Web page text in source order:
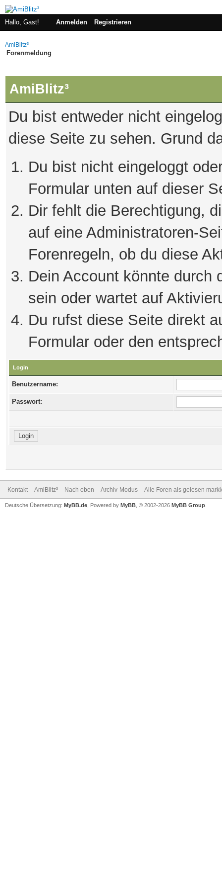
Hallo, Gast! Anmelden Registrieren
AmiBlitz³
Forenmeldung
AmiBlitz³
Du bist entweder nicht
diese Seite zu sehen. Grund
Du bist nicht eingeloggt
Formular unten auf dieser
Dir fehlt die Berechtigung,
auf eine Administratoren-
Forenregeln, ob du diese
Dein Account könnte durch
sein oder wartet auf
Du rufst diese Seite direkt
Formular oder den
Login
Benutzername:
Passwort:
Kontakt AmiBlitz³ Nach oben Archiv-Modus Alle Foren als gelesen
Deutsche Übersetzung: MyBB.de , Powered by MyBB , © 2002-2026 MyBB Group